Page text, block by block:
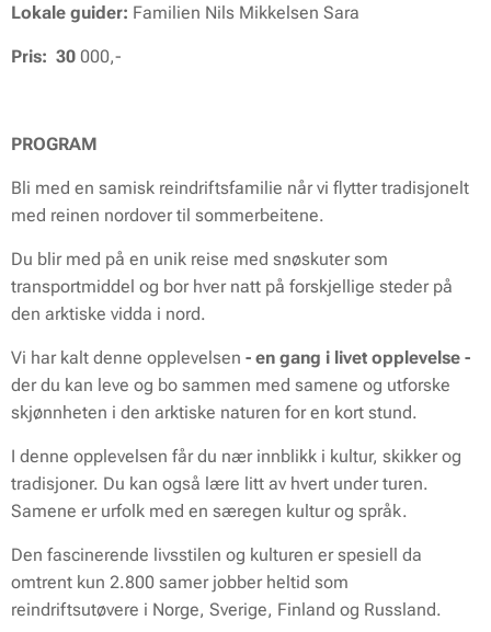
Lokale guider: Familien Nils Mikkelsen Sara
Pris: 30 000,-
PROGRAM
Bli med en samisk reindriftsfamilie når vi flytter tradisjonelt
med reinen nordover til sommerbeitene.
Du blir med på en unik reise med snøskuter som
transportmiddel og bor hver natt på forskjellige steder på
den arktiske vidda i nord.
Vi har kalt denne opplevelsen - en gang i livet opplevelse -
der du kan leve og bo sammen med samene og utforske
skjønnheten i den arktiske naturen for en kort stund.
I denne opplevelsen får du nær innblikk i kultur, skikker og
tradisjoner. Du kan også lære litt av hvert under turen.
Samene er urfolk med en særegen kultur og språk.
Den fascinerende livsstilen og kulturen er spesiell da
omtrent kun 2.800 samer jobber heltid som
reindriftsutøvere i Norge, Sverige, Finland og Russland.